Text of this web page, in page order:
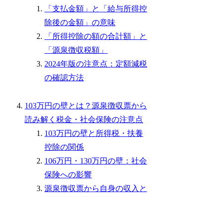
「支払金額」と「給与所得控
除後の金額」の意味
「所得控除の額の合計額」と
「源泉徴収税額」
2024年版の注意点：定額減税
の確認方法
103万円の壁とは？源泉徴収票から
読み解く税金・社会保険の注意点
103万円の壁と所得税・扶養
控除の関係
106万円・130万円の壁：社会
保険への影響
源泉徴収票から自身の収入と